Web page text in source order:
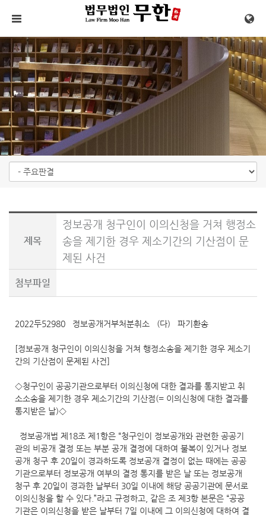
메뉴 건너뛰기
제목
정보공개 청구인이 이의신청을 거쳐 행정소
송을 제기한 경우 제소기간의 기산점이 문
제된 사건
첨부파일
2022두52980 정보공개거부처분취소 (다) 파기환송
[정보공개 청구인이 이의신청을 거쳐 행정소송을 제기한 경우 제소기
간의 기산점이 문제된 사건]
◇청구인이 공공기관으로부터 이의신청에 대한 결과를 통지받고 취
소소송을 제기한 경우 제소기간의 기산점(= 이의신청에 대한 결과를
통지받은 날)◇
정보공개법 제18조 제1항은 “청구인이 정보공개와 관련한 공공기
관의 비공개 결정 또는 부분 공개 결정에 대하여 불복이 있거나 정보
공개 청구 후 20일이 경과하도록 정보공개 결정이 없는 때에는 공공
기관으로부터 정보공개 여부의 결정 통지를 받은 날 또는 정보공개
청구 후 20일이 경과한 날부터 30일 이내에 해당 공공기관에 문서로
이의신청을 할 수 있다.”라고 규정하고, 같은 조 제3항 본문은 “공공
기관은 이의신청을 받은 날부터 7일 이내에 그 이의신청에 대하여 결